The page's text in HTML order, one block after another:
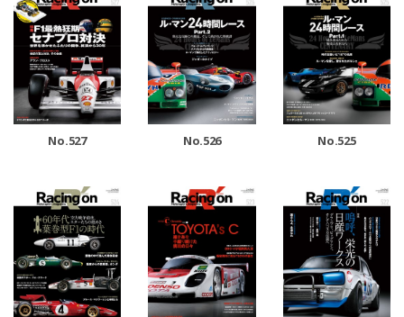
No.527 No.526 No.525